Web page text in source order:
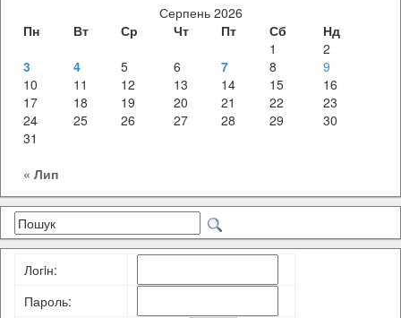
Серпень 2026
Пн
Вт Ср Чт Пт Сб
Нд
1
2
3
4 5 6 7 8
9
10
11 12 13 14 15
16
17
18 19 20 21 22
23
24
25 26 27 28 29
30
31
« Лип
Логiн:
Пароль: